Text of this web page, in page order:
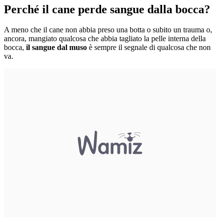
Perché il cane perde sangue dalla bocca?
A meno che il cane non abbia preso una botta o subito un trauma o,
ancora, mangiato qualcosa che abbia tagliato la pelle interna della
bocca, il sangue dal muso è sempre il segnale di qualcosa che non
va.